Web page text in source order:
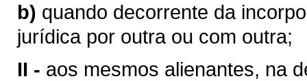
b) quando decorrente da
jurídica por outra ou com outra;
II - aos mesmos alienantes, na